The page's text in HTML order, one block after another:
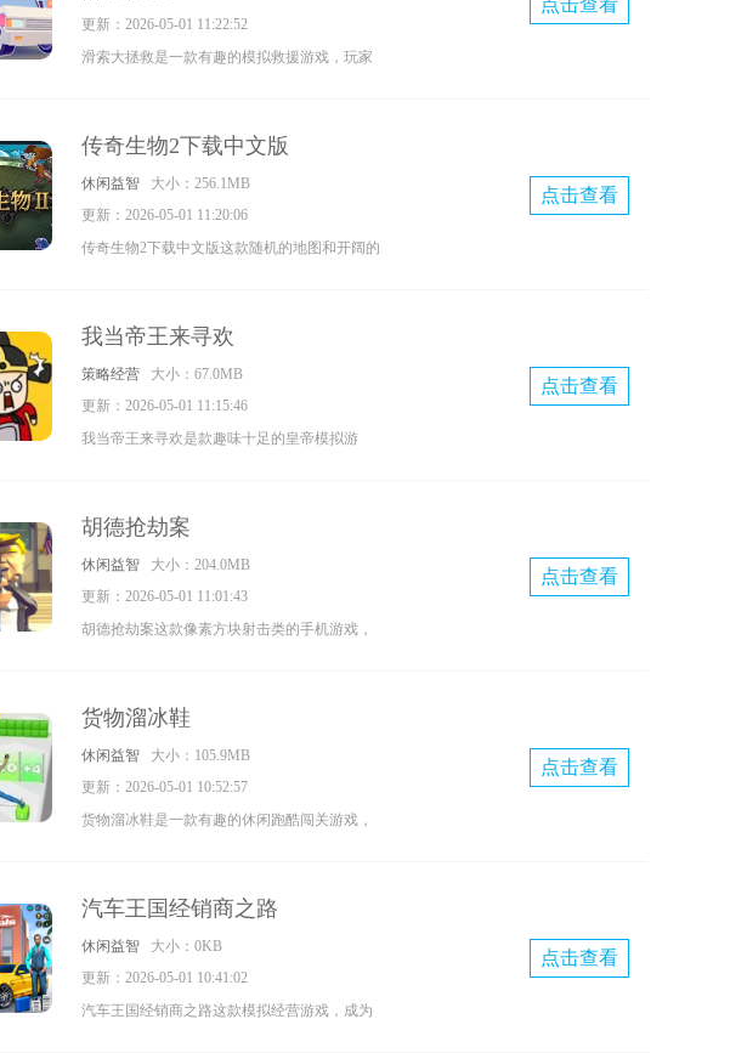
更新：2026-05-01 11:22:52
滑索大拯救是一款有趣的模拟救援游戏，玩家
的无穷欢乐，简单易上手的操作，各种有趣的
挑战，让玩家们玩起来就爱不释手。
点击查看
传奇生物2下载中文版
休闲益智
大小：256.1MB
更新：2026-05-01 11:20:06
传奇生物2下载中文版这款随机的地图和开阔的
没有任何限制，具有高度的自由度快来下载体
验吧。
点击查看
我当帝王来寻欢
策略经营
大小：67.0MB
更新：2026-05-01 11:15:46
我当帝王来寻欢是款趣味十足的皇帝模拟游
局可以进行达成，喜欢的朋友快来玩吧。
点击查看
胡德抢劫案
休闲益智
大小：204.0MB
更新：2026-05-01 11:01:43
胡德抢劫案这款像素方块射击类的手机游戏，
元素的场景和冒险，跟不同的敌人进行对战快
来下载吧。
点击查看
货物溜冰鞋
休闲益智
大小：105.9MB
更新：2026-05-01 10:52:57
货物溜冰鞋是一款有趣的休闲跑酷闯关游戏，
作更是简简单单，感兴趣的小伙伴不妨来下载
试试吧，超多的欢乐在等你哦。
点击查看
汽车王国经销商之路
休闲益智
大小：0KB
更新：2026-05-01 10:41:02
汽车王国经销商之路这款模拟经营游戏，成为
点击查看